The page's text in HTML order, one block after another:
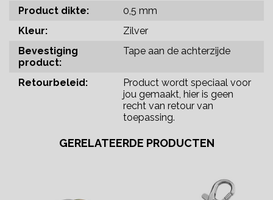
Product dikte:
0,5 mm
Kleur:
Zilver
Bevestiging
product:
Tape aan de achterzijde
Retourbeleid:
Product wordt speciaal voor
jou gemaakt, hier is geen
recht van retour van
toepassing.
GERELATEERDE PRODUCTEN